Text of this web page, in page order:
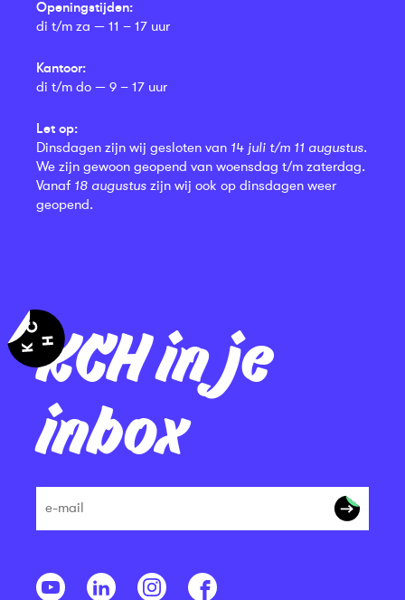
KCH in je
inbox
Openingstijden:
di t/m za — 11 – 17 uur
Kantoor:
di t/m do — 9 – 17 uur
Let op:
Dinsdagen zijn wij gesloten van 14 juli t/m 11 augustus.
We zijn gewoon geopend van woensdag t/m zaterdag.
Vanaf 18 augustus zijn wij ook op dinsdagen weer
geopend.